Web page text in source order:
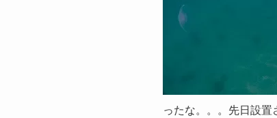
ったな。。。先日設